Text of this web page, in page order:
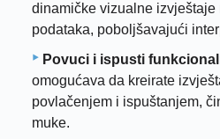
dinamičke vizualne izvještaje
podataka, poboljšavajući
Povuci i ispusti
omogućava da kreirate
povlačenjem i ispuštanjem,
muke.